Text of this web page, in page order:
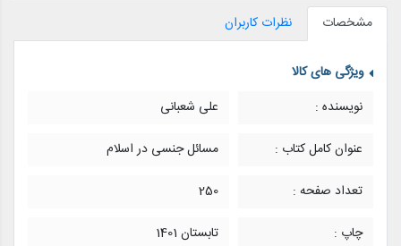
مشخصات نظرات کاربران
ویژگی های کالا
نویسنده :
علی شعبانی
عنوان کامل کتاب :
مسائل جنسی در اسلام
تعداد صفحه :
250
چاپ :
تابستان 1401